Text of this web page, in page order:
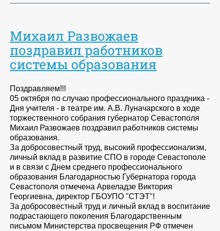
Михаил Развожаев
поздравил работников
системы образования
Поздравляем!!!
05 октября по случаю профессионального праздника -
Дня учителя - в театре им. А.В. Луначарского в ходе
торжественного собрания губернатор Севастополя
Михаил Развожаев поздравил работников системы
образования.
За добросовестный труд, высокий профессионализм,
личный вклад в развитие СПО в городе Севастополе
и в связи с Днем среднего профессионального
образования Благодарностью Губернатора города
Севастополя отмечена Арвеладзе Виктория
Георгиевна, директор ГБОУПО "СТЭТ"!
За добросовестный труд и личный вклад в воспитание
подрастающего поколения Благодарственным
письмом Министерства просвещения РФ отмечен